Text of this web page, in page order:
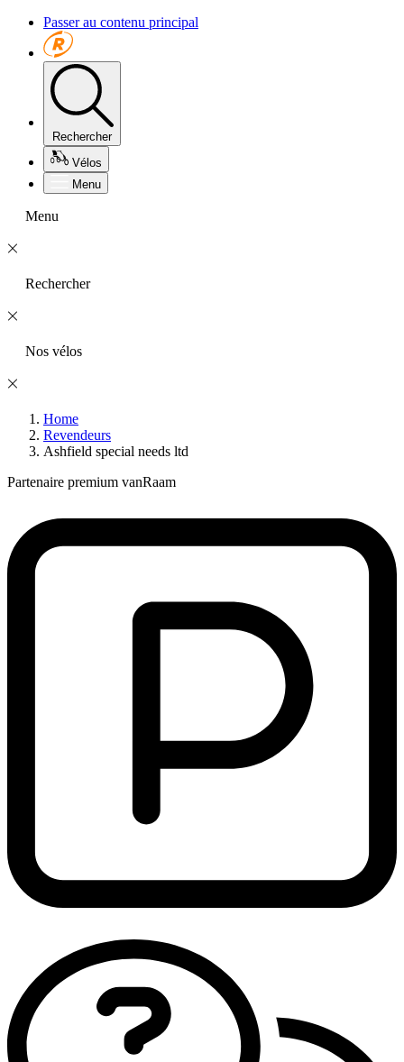
Passer au contenu principal
Rechercher
Vélos
Menu
Menu
Rechercher
Nos vélos
Home
Revendeurs
Ashfield special needs ltd
Partenaire premium vanRaam